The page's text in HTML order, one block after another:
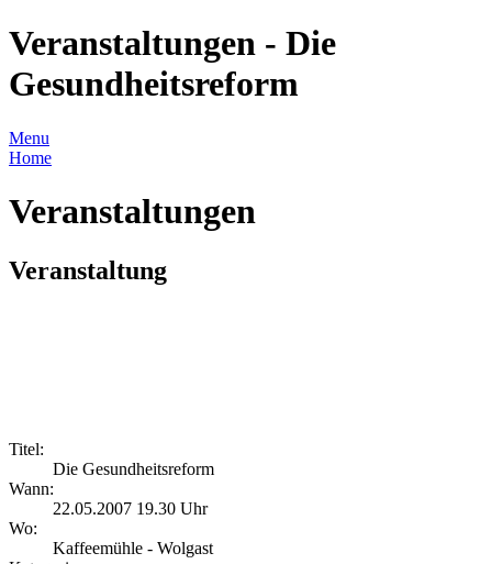
Veranstaltungen - Die
Gesundheitsreform
Menu
Home
Veranstaltungen
Veranstaltung
Titel:
Die Gesundheitsreform
Wann:
22.05.2007 19.30 Uhr
Wo:
Kaffeemühle - Wolgast